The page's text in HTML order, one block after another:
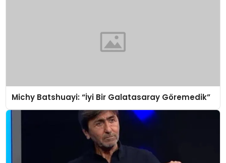
Michy Batshuayi: “İyi Bir Galatasaray Göremedik”